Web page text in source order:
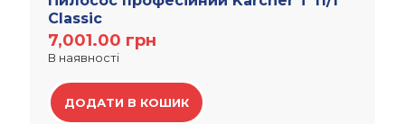
Classic
7,001.00 грн
В наявності
ДОДАТИ В КОШИК